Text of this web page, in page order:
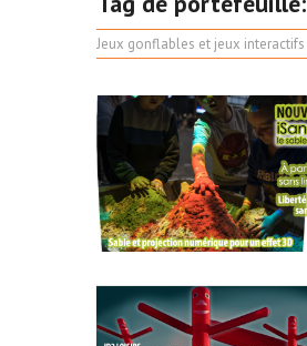
Jeux gonflables et jeux interactifs